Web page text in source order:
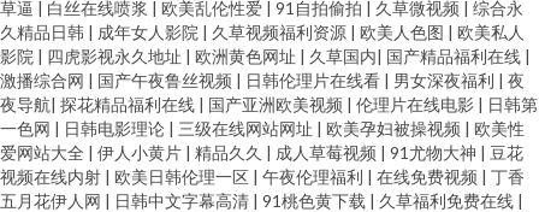
草逼 | 白丝在线喷浆 | 欧美乱伦性爱 | 91自拍偷拍 | 久草微视频 | 综合永
久精品日韩 | 成年女人影院 | 久草视频福利资源 | 欧美人色图 | 欧美私人
影院 | 四虎影视永久地址 | 欧洲黄色网址 | 久草国内| 国产精品福利在线 |
激播综合网 | 国产午夜鲁丝视频 | 日韩伦理片在线看 | 男女深夜福利 | 夜
夜导航| 探花精品福利在线 | 国产亚洲欧美视频 | 伦理片在线电影 | 日韩第
一色网 | 日韩电影理论 | 三级在线网站网址 | 欧美孕妇被操视频 | 欧美性
爱网站大全 | 伊人小黄片 | 精品久久 | 成人草莓视频 | 91尤物大神 | 豆花
视频在线内射 | 欧美日韩伦理一区 | 午夜伦理福利 | 在线免费视频 | 丁香
五月花伊人网 | 日韩中文字幕高清 | 91桃色黄下载 | 久草福利免费在线 |